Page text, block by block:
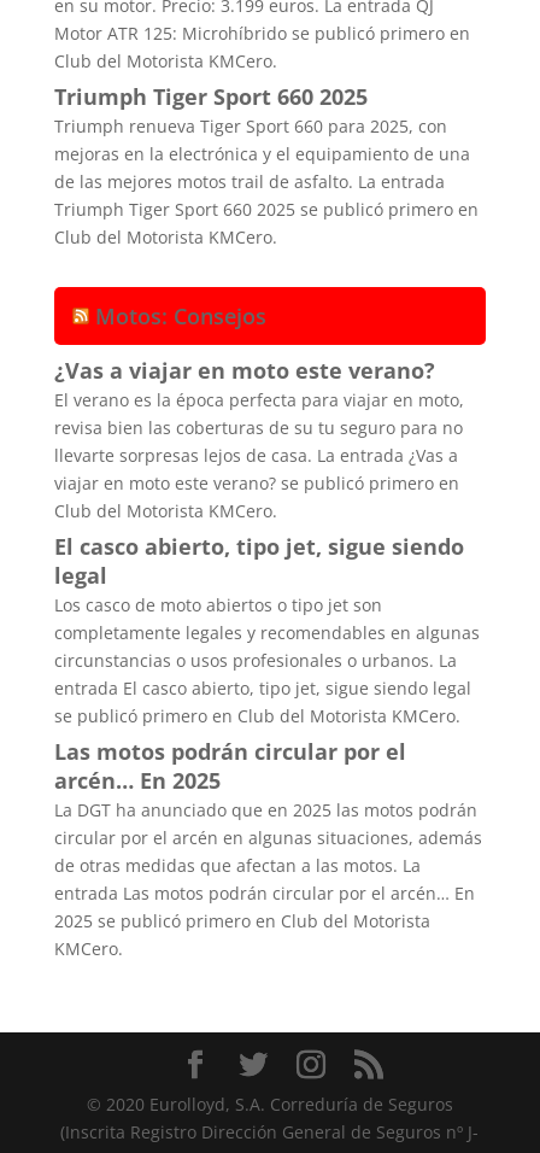
en su motor. Precio: 3.199 euros. La entrada QJ
Motor ATR 125: Microhíbrido se publicó primero en
Club del Motorista KMCero.
Triumph Tiger Sport 660 2025
Triumph renueva Tiger Sport 660 para 2025, con
mejoras en la electrónica y el equipamiento de una
de las mejores motos trail de asfalto. La entrada
Triumph Tiger Sport 660 2025 se publicó primero en
Club del Motorista KMCero.
Motos: Consejos
¿Vas a viajar en moto este verano?
El verano es la época perfecta para viajar en moto,
revisa bien las coberturas de su tu seguro para no
llevarte sorpresas lejos de casa. La entrada ¿Vas a
viajar en moto este verano? se publicó primero en
Club del Motorista KMCero.
El casco abierto, tipo jet, sigue siendo
legal
Los casco de moto abiertos o tipo jet son
completamente legales y recomendables en algunas
circunstancias o usos profesionales o urbanos. La
entrada El casco abierto, tipo jet, sigue siendo legal
se publicó primero en Club del Motorista KMCero.
Las motos podrán circular por el
arcén… En 2025
La DGT ha anunciado que en 2025 las motos podrán
circular por el arcén en algunas situaciones, además
de otras medidas que afectan a las motos. La
entrada Las motos podrán circular por el arcén… En
2025 se publicó primero en Club del Motorista
KMCero.
© 2020 Eurolloyd, S.A. Correduría de Seguros
(Inscrita Registro Dirección General de Seguros nº J-